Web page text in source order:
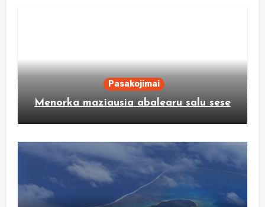
Pasakojimai
Menorka maziausia abalearu salu sese